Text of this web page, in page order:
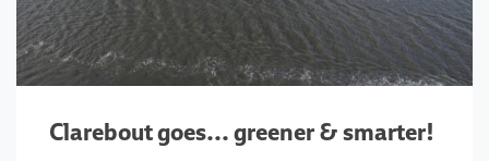
Clarebout goes... greener & smarter!